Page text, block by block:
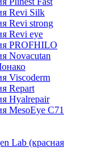
Revi Silk
Revi strong
Revi eye
PROFHILO
Novacutan
Viscoderm
Repart
Hyalrepair
MesoEye C71
Lab (красная